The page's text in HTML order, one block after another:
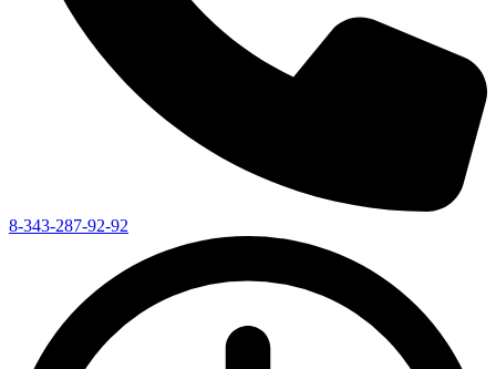
8-343-287-92-92